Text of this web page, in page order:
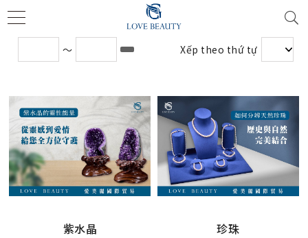
～ Xếp theo thứ tự
紫水晶 珍珠